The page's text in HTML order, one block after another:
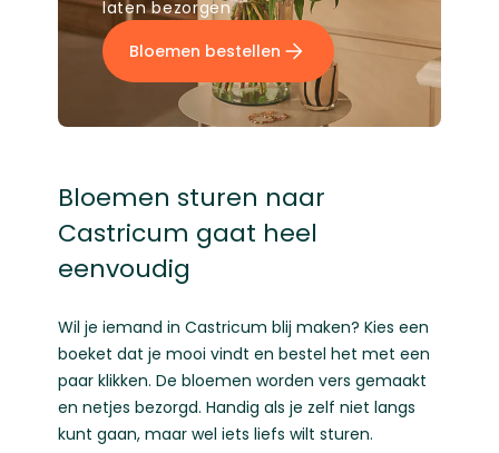
laten bezorgen
Bloemen bestellen
Bloemen sturen naar
Castricum gaat heel
eenvoudig
Wil je iemand in Castricum blij maken? Kies een
boeket dat je mooi vindt en bestel het met een
paar klikken. De bloemen worden vers gemaakt
en netjes bezorgd. Handig als je zelf niet langs
kunt gaan, maar wel iets liefs wilt sturen.